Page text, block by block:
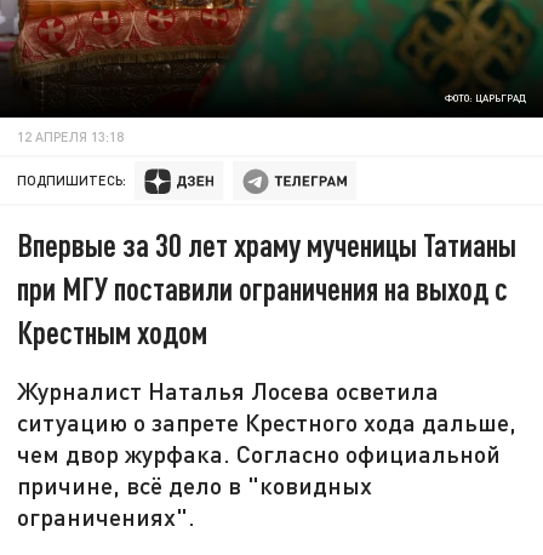
ФОТО: ЦАРЬГРАД
12 АПРЕЛЯ 13:18
ПОДПИШИТЕСЬ:
Впервые за 30 лет храму мученицы Татианы
при МГУ поставили ограничения на выход с
Крестным ходом
Журналист Наталья Лосева осветила
ситуацию о запрете Крестного хода дальше,
чем двор журфака. Согласно официальной
причине, всё дело в "ковидных
ограничениях".